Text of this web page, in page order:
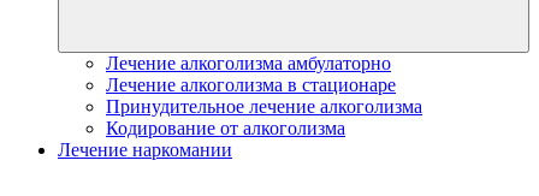
Лечение алкоголизма амбулаторно
Лечение алкоголизма в стационаре
Принудительное лечение алкоголизма
Кодирование от алкоголизма
Лечение наркомании